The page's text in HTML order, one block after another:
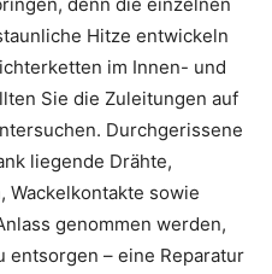
Hitze entwickeln
im Innen- und
Sie die Zuleitungen auf
Durchgerissene
liegende Drähte,
Wackelkontakte sowie
genommen werden,
– eine Reparatur